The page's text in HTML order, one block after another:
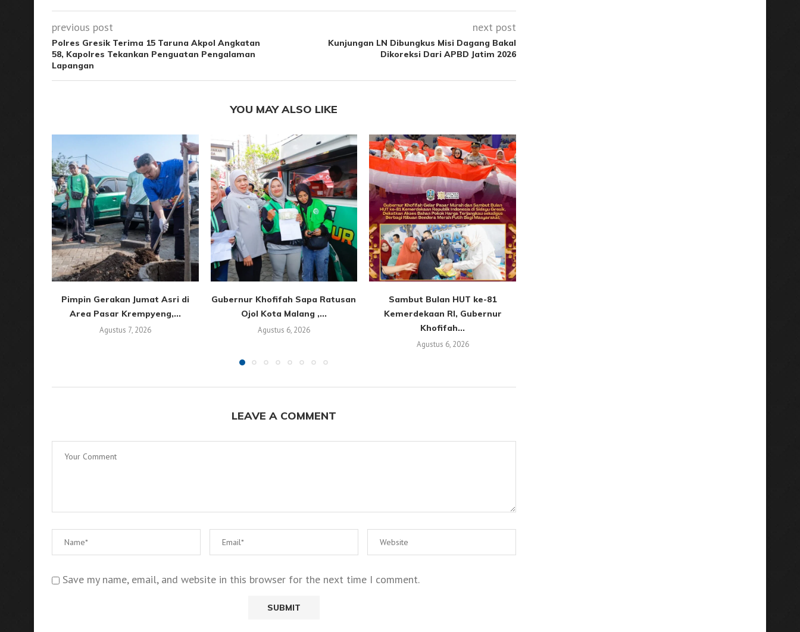
previous post
Polres Gresik Terima 15 Taruna Akpol Angkatan
58, Kapolres Tekankan Penguatan Pengalaman
Lapangan
next post
Kunjungan LN Dibungkus Misi Dagang Bakal
Dikoreksi Dari APBD Jatim 2026
YOU MAY ALSO LIKE
Pimpin Gerakan Jumat Asri di
Area Pasar Krempyeng,...
Agustus 7, 2026
Gubernur Khofifah Sapa Ratusan
Ojol Kota Malang ,...
Agustus 6, 2026
Sambut Bulan HUT ke-81
Kemerdekaan RI, Gubernur
Khofifah...
Agustus 6, 2026
LEAVE A COMMENT
Save my name, email, and website in this browser for the next time I comment.